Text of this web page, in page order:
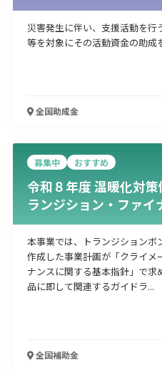
災害発生に伴い、支援活動を行
等を対象にその活動資金の助成
全国助成金
募集中 おすすめ
令和８年度 温暖化対
ランジション・ファイ
本事業では、トランジション
作成した事業計画が「クライメ
ナンスに関する基本指針」で
品に即して関連するガイドラ...
全国補助金